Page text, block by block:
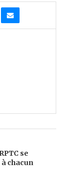
se
à chacun